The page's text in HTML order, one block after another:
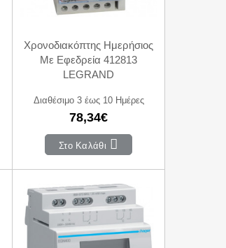
Χρονοδιακόπτης Ημερήσιος
Με Εφεδρεία 412813
LEGRAND
Διαθέσιμο 3 έως 10 Ημέρες
78,34€
Στο Καλάθι